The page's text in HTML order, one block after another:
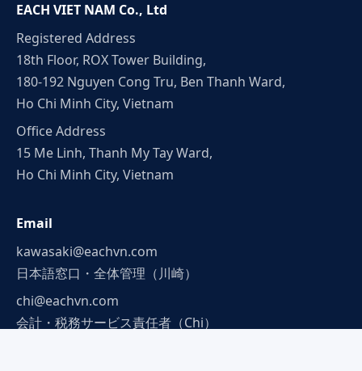
EACH VIET NAM Co., Ltd
Registered Address
18th Floor, ROX Tower Building,
180-192 Nguyen Cong Tru, Ben Thanh Ward,
Ho Chi Minh City, Vietnam
Office Address
15 Me Linh, Thanh My Tay Ward,
Ho Chi Minh City, Vietnam
Email
kawasaki@eachvn.com
日本語窓口・全体管理（川崎）
chi@eachvn.com
会計・税務サービス責任者（Chi）